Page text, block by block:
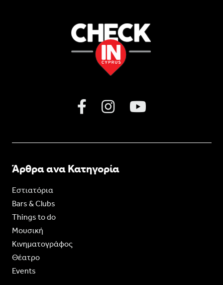
Άρθρα ανα Κατηγορία
Εστιατόρια
Bars & Clubs
Things to do
Moυσική
Κινηματογράφος
Θέατρο
Events